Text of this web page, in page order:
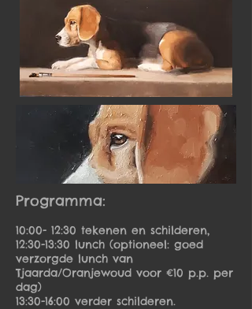
Programma:
10:00- 12:30 tekenen en schilderen,
12:30-13:30 lunch (optioneel: goed
verzorgde lunch van
Tjaarda/Oranjewoud voor €10 p.p. per
dag)
13:30-16:00 verder schilderen.